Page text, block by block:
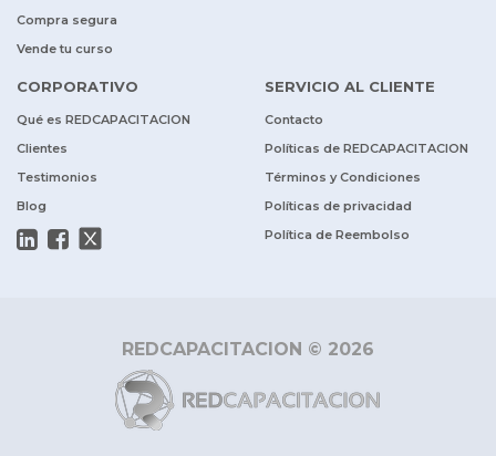
Compra segura
Vende tu curso
CORPORATIVO
Qué es REDCAPACITACION
Clientes
Testimonios
Blog
SERVICIO AL CLIENTE
Contacto
Políticas de REDCAPACITACION
Términos y Condiciones
Políticas de privacidad
Política de Reembolso
REDCAPACITACION © 2026